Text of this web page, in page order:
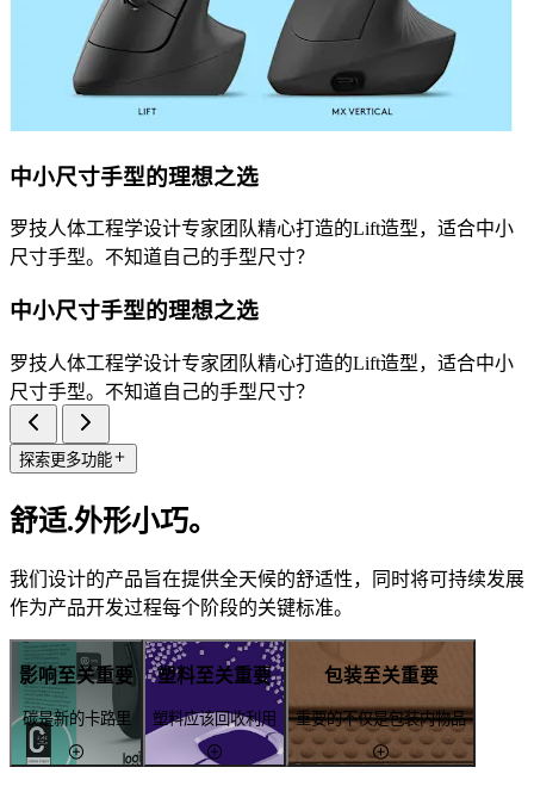
中小尺寸手型的理想之选
罗技人体工程学设计专家团队精心打造的Lift造型，适合中小
尺寸手型。不知道自己的手型尺寸？
中小尺寸手型的理想之选
罗技人体工程学设计专家团队精心打造的Lift造型，适合中小
尺寸手型。不知道自己的手型尺寸？
探索更多功能
舒适.外形小巧。
我们设计的产品旨在提供全天候的舒适性，同时将可持续发展
作为产品开发过程每个阶段的关键标准。
影响至关重要
碳是新的卡路里
塑料至关重要
塑料应该回收利用
包装至关重要
重要的不仅是包装内物品